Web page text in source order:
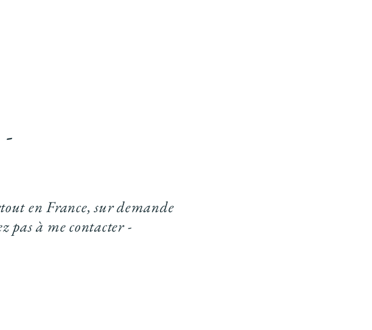
en France, sur demande
pas à me contacter -